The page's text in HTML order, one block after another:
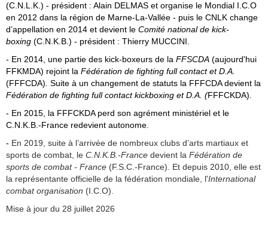
(C.N.L.K.) - président : Alain DELMAS et organise le Mondial I.C.O
en 2012 dans la région de Marne-La-Vallée - puis le CNLK change
d’appellation en 2014 et devient le Comité national de kick-
boxing (C.N.K.B.) - président : Thierry MUCCINI.
- En 2014, une partie des kick-boxeurs de la FFSCDA (aujourd'hui
FFKMDA) rejoint la Fédération de fighting full contact et D.A.
(FFFCDA) Suite à un changement de statuts la FFFCDA devient la
Fédération de fighting full contact kickboxing et D.A. (FFFCKDA).
- En 2015, la FFFCKDA perd son agrément ministériel et le
C.N.K.B.-France redevient autonome.
- En 2019, suite à l’arrivée de nombreux clubs d’arts martiaux et
sports de combat, le C.N.K.B.-France devient la Fédération de
sports de combat - France (F.S.C.-France). Et depuis 2010, elle est
la représentante officielle de la fédération mondiale, l'International
combat organisation (I.C.O).
Mise à jour du 28 juillet 2026